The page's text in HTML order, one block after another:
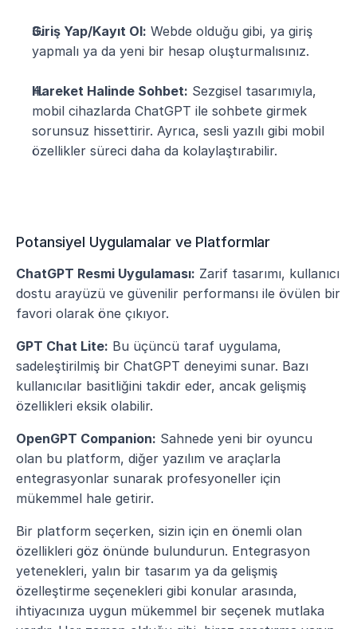
Giriş Yap/Kayıt Ol: Webde olduğu gibi, ya giriş
yapmalı ya da yeni bir hesap oluşturmalısınız.
Hareket Halinde Sohbet: Sezgisel tasarımıyla,
mobil cihazlarda ChatGPT ile sohbete girmek
sorunsuz hissettirir. Ayrıca, sesli yazılı gibi mobil
özellikler süreci daha da kolaylaştırabilir.
Potansiyel Uygulamalar ve Platformlar
ChatGPT Resmi Uygulaması: Zarif tasarımı, kullanıcı
dostu arayüzü ve güvenilir performansı ile övülen bir
favori olarak öne çıkıyor.
GPT Chat Lite: Bu üçüncü taraf uygulama,
sadeleştirilmiş bir ChatGPT deneyimi sunar. Bazı
kullanıcılar basitliğini takdir eder, ancak gelişmiş
özellikleri eksik olabilir.
OpenGPT Companion: Sahnede yeni bir oyuncu
olan bu platform, diğer yazılım ve araçlarla
entegrasyonlar sunarak profesyoneller için
mükemmel hale getirir.
Bir platform seçerken, sizin için en önemli olan
özellikleri göz önünde bulundurun. Entegrasyon
yetenekleri, yalın bir tasarım ya da gelişmiş
özelleştirme seçenekleri gibi konular arasında,
ihtiyacınıza uygun mükemmel bir seçenek mutlaka